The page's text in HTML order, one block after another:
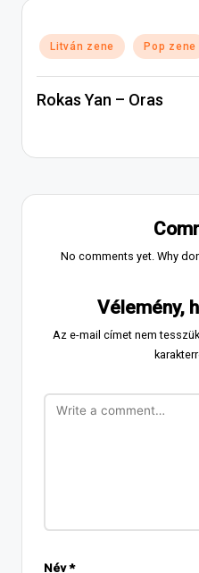
Posted
in
Litván zene Pop zene
Rokas Yan – Oras
No comments yet. Why
Vélemény,
Az e-mail címet nem
Név*